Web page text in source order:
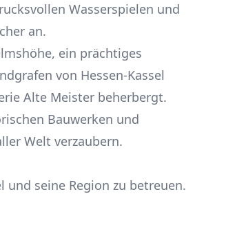
Wasserspielen und
an.
ein prächtiges
von Hessen-Kassel
Alte Meister beherbergt.
Bauwerken und
Welt verzaubern.
seine Region zu betreuen.